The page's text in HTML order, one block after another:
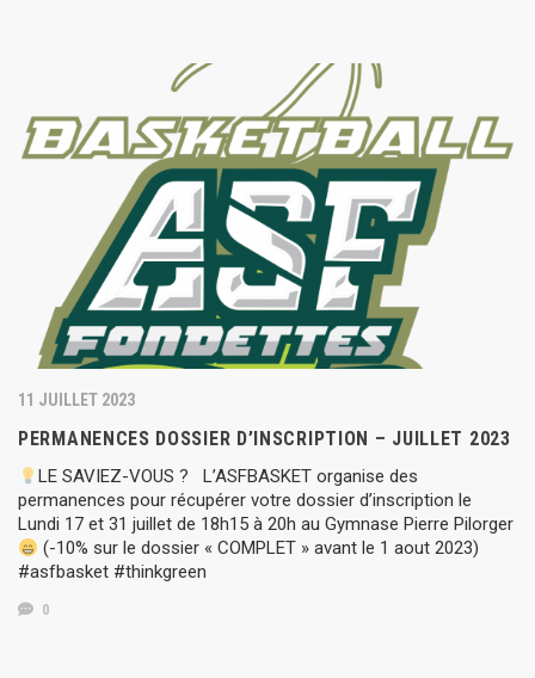
11 JUILLET 2023
PERMANENCES DOSSIER D’INSCRIPTION – JUILLET 2023
LE SAVIEZ-VOUS ? L’ASFBASKET organise des
permanences pour récupérer votre dossier d’inscription le
Lundi 17 et 31 juillet de 18h15 à 20h au Gymnase Pierre Pilorger
(-10% sur le dossier « COMPLET » avant le 1 aout 2023)
#asfbasket #thinkgreen
0